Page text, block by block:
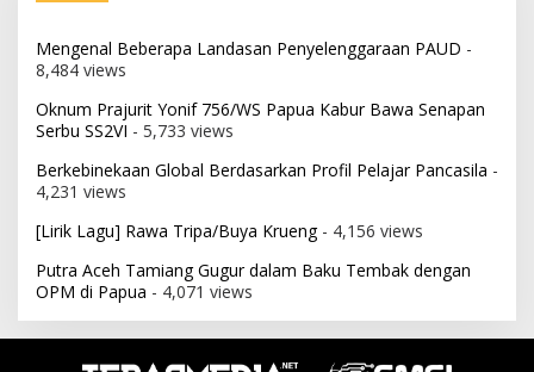
Mengenal Beberapa Landasan Penyelenggaraan PAUD -
8,484 views
Oknum Prajurit Yonif 756/WS Papua Kabur Bawa Senapan
Serbu SS2VI - 5,733 views
Berkebinekaan Global Berdasarkan Profil Pelajar Pancasila -
4,231 views
[Lirik Lagu] Rawa Tripa/Buya Krueng- 4,156 views
Putra Aceh Tamiang Gugur dalam Baku Tembak dengan
OPM di Papua - 4,071 views